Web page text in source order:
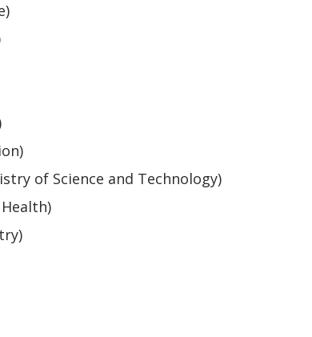
of Science and Technology)